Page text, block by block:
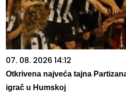
07. 08. 2026 14:12
Otkrivena najveća tajna
igrač u Humskoj